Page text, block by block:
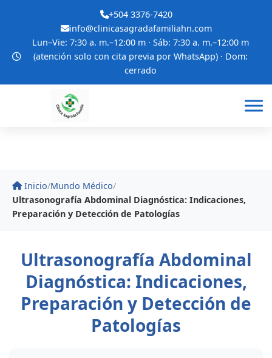
+504 3376-7420
info@clinicasagradafamiliahn.com
Lun–Vie: 7:30 a. m.–12:00 m · Sáb: 7:30 a. m.–12:00 m
(atención solo con cita previa por WhatsApp) · Dom:
cerrado
Inicio/Mundo Médico/
Ultrasonografía Abdominal Diagnóstica: Indicaciones,
Preparación y Detección de Patologías
Ultrasonografía Abdominal
Diagnóstica: Indicaciones,
Preparación y Detección de
Patologías